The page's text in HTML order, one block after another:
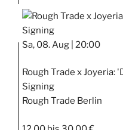
Sa, 08. Aug | 20:00
Rough Trade x Joyeria:
Signing
Rough Trade Berlin